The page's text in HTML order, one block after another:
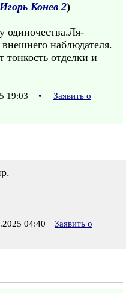
Игорь Конев 2)
одиночества.Ля-
наблюдателя.
тонкость отделки и
19:03 •
Заявить о
04:40
Заявить о